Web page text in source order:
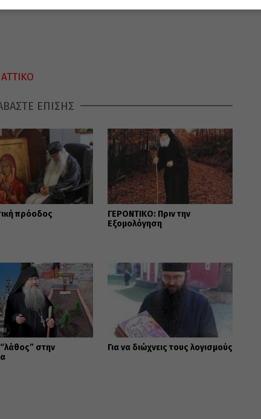
ΕΠΙΣΗΣ
πρόοδος
ΓΕΡΟΝΤΙΚΟ: Πριν την
Εξομολόγηση
στην
Για να διώχνεις τους λογισμούς